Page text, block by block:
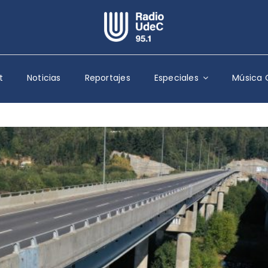
Escuchar Radio UdeC en vivo
Quiénes Somos
Programación
Podcast
Noticias
Reportajes
Columnas
Música Clásica
Especiales
Noticias Reportajes Especiales Música